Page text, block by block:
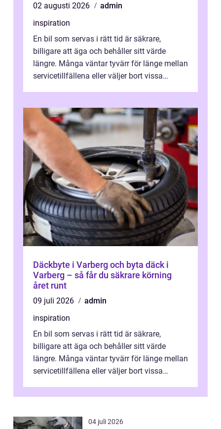
02 augusti 2026
admin
inspiration
En bil som servas i rätt tid är säkrare,
billigare att äga och behåller sitt värde
längre. Många väntar tyvärr för länge mellan
servicetillfällena eller väljer bort vissa
Däckbyte i Varberg och byta däck i
Varberg – så får du säkrare körning
året runt
09 juli 2026
admin
inspiration
En bil som servas i rätt tid är säkrare,
billigare att äga och behåller sitt värde
längre. Många väntar tyvärr för länge mellan
servicetillfällena eller väljer bort vissa
04 juli 2026